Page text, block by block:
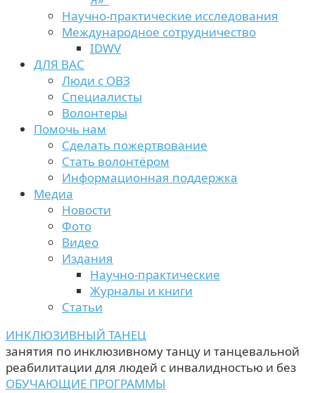
Научно-практические исследования
Международное сотрудничество
IDWV
ДЛЯ ВАС
Люди с ОВЗ
Специалисты
Волонтеры
Помочь нам
Сделать пожертвование
Стать волонтёром
Информационная поддержка
Медиа
Новости
Фото
Видео
Издания
Научно-практические
Журналы и книги
Статьи
ИНКЛЮЗИВНЫЙ ТАНЕЦ
занятия по инклюзивному танцу и танцевальной
реабилитации для людей с инвалидностью и без
ОБУЧАЮЩИЕ ПРОГРАММЫ